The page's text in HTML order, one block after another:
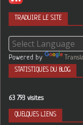
TRADUIRE LE SITE
Powered by
STATISTIQUES DU BLOG
63 793 visites
QUELQUES LIENS